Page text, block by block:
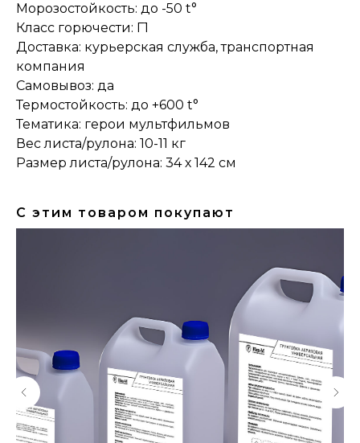
Морозостойкость: до -50 t°
Класс горючести: Г1
Доставка: курьерская служба, транспортная
компания
Самовывоз: да
Термостойкость: до +600 t°
Тематика: герои мультфильмов
Вес листа/рулона: 10-11 кг
Размер листа/рулона: 34 х 142 см
С этим товаром покупают